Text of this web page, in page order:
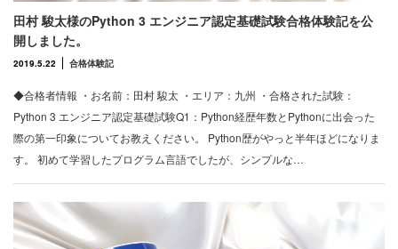
田村 駿太様のPython 3 エンジニア認定基礎試験合格体験記を公
開しました。
2019.5.22 合格体験記
◆合格者情報 ・お名前：田村 駿太 ・エリア：九州 ・合格された試験：
Python 3 エンジニア認定基礎試験Q1：Python経歴年数とPythonに出会った
際の第一印象についてお教えください。 Python歴がやっと半年ほどになりま
す。 初めて学習したプログラム言語でしたが、シンプルな…